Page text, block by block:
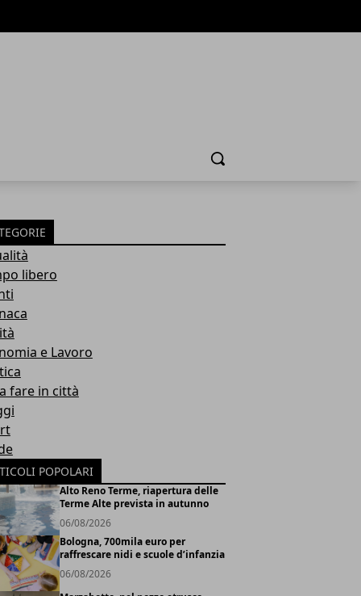
Cerca
libero
e Lavoro
fare in città
POPOLARI
Alto Reno Terme, riapertura delle
Terme Alte prevista in autunno
06/08/2026
Bologna, 700mila euro per
raffrescare nidi e scuole d’infanzia
06/08/2026